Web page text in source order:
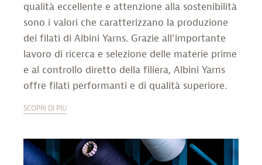
qualità eccellente e attenzione alla sostenibilità
sono i valori che caratterizzano la produzione
dei filati di Albini Yarns. Grazie all’importante
lavoro di ricerca e selezione delle materie prime
e al controllo diretto della filiera, Albini Yarns
offre filati performanti e di qualità superiore.
SCOPRI DI PIÙ